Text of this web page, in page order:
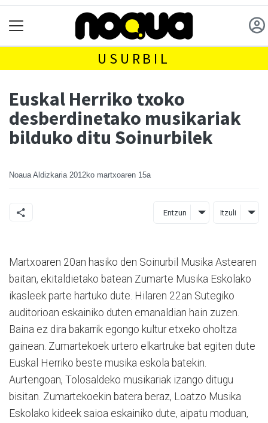
USURBIL
Euskal Herriko txoko
desberdinetako musikariak
bilduko ditu Soinurbilek
Noaua Aldizkaria 2012ko martxoaren 15a
Entzun Itzuli
Martxoaren 20an hasiko den Soinurbil Musika Astearen
baitan, ekitaldietako batean Zumarte Musika Eskolako
ikasleek parte hartuko dute. Hilaren 22an Sutegiko
auditorioan eskainiko duten emanaldian hain zuzen.
Baina ez dira bakarrik egongo kultur etxeko oholtza
gainean. Zumartekoek urtero elkartruke bat egiten dute
Euskal Herriko beste musika eskola batekin.
Aurtengoan, Tolosaldeko musikariak izango ditugu
bisitan. Zumartekoekin batera beraz, Loatzo Musika
Eskolako kideek saioa eskainiko dute, aipatu moduan,